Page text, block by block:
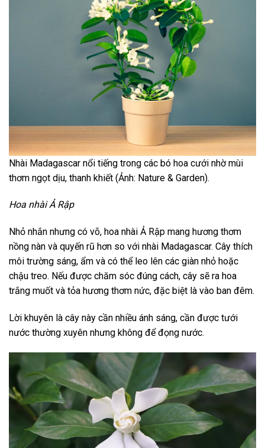
Nhài Madagascar nổi tiếng trong các bó hoa cưới nhờ mùi
thơm ngọt dịu, thanh khiết (Ảnh: Nature & Garden).
Hoa nhài Ả Rập
Nhỏ nhắn nhưng có võ, hoa nhài Ả Rập mang hương thơm
nồng nàn và quyến rũ hơn so với nhài Madagascar. Cây thích
môi trường sáng, ẩm và có thể leo lên các giàn nhỏ hoặc
chậu treo. Nếu được chăm sóc đúng cách, cây sẽ ra hoa
trắng muốt và tỏa hương thơm nức, đặc biệt là vào ban đêm.
Lời khuyên là cây này cần nhiều ánh sáng, cần được tưới
nước thường xuyên nhưng không để đọng nước.